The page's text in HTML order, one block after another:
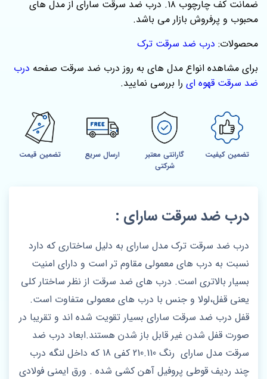
ضمانت کف چارچوب ۱۸. درب ضد سرقت سارای از مدل های
محبوب و پرفروش بازار می باشد.
محصولات: درب ضد سرقت ترک
برای مشاهده انواع مدل‌ های به‌ روز درب ضد سرقت صفحه‌ درب
ضد سرقت قهوه ای را بررسی نمایید.
تضمین کیفیت
گارانتی معتبر
شرکتی
ارسال سریع تضمین قیمت
درب ضد سرقت سارای :
درب ضد سرقت ترک مدل سارای به دلیل ساختاری که دارد
نسبت به درب های معمولی مقاوم تر است و دارای امنیت
بسیار بالاتری است. درب های ضد سرقت از نظر ساختار کلی
یعنی قفل،لولا و جنس با درب های معمولی متفاوت است.
قفل درب ضد سرقت سارای بسیار تقویت شده اند و تقریبا در
صورت قفل شدن غیر قابل باز شدن هستند.ابعاد درب ضد
سرقت مدل سارای رنگ 210.110 کفی 18 که داخل لنگه درب
چند ردیف قوطی پروفیل آهن کشی شده . ورق ایمنی فولادی